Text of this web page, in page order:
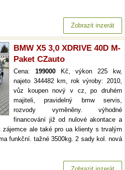
Zobrazit inzerát
BMW X5 3,0 XDRIVE 40D M-
Paket CZauto
Cena: 199000Kč, výkon 225 kw,
najeto 344482 km, rok výroby: 2010,
vůz koupen nový v cz, po druhém
majiteli, pravidelný bmw servis,
rozvody vyměněny. výhodné
financování již od nulové akontace a
ale také pro ua klienty s trvalým
funkční. tažné 3500kg. 2 sady kol. nová